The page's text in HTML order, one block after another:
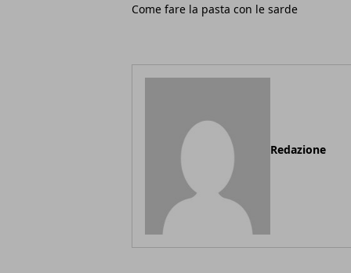
Come fare la pasta con le sarde
Redazione